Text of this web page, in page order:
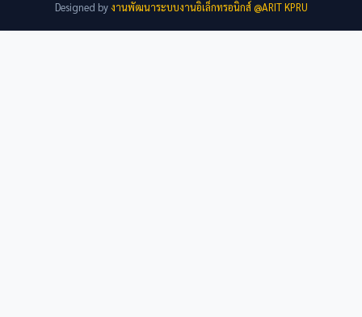
Designed byงานพัฒนาระบบงานอิเล็กทรอนิกส์ @ARIT KPRU